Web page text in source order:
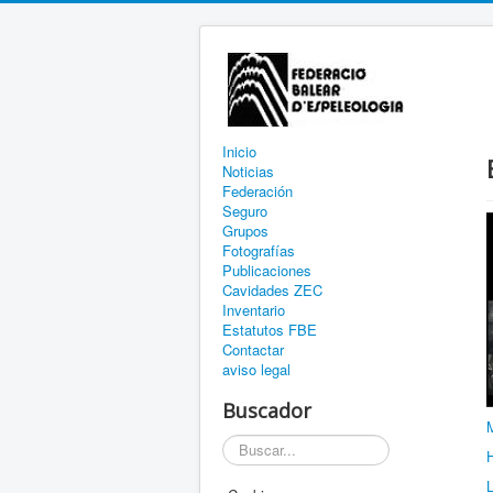
Inicio
Noticias
Federación
Seguro
Grupos
Fotografías
Publicaciones
Cavidades ZEC
Inventario
Estatutos FBE
Contactar
aviso legal
Buscador
Buscar